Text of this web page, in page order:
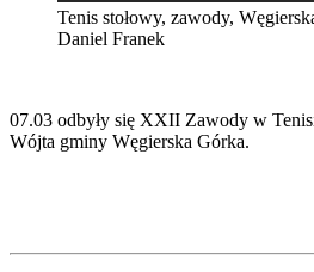
Tenis stołowy, zawody,
Daniel Franek
07.03 odbyły się XXII Zawody w
Wójta gminy Węgierska Górka.